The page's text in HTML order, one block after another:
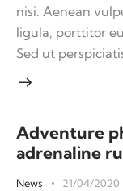
nisi. Aenean
ligula, porttitor
Sed ut
Adventure
adrenaline
News 21/04/2020